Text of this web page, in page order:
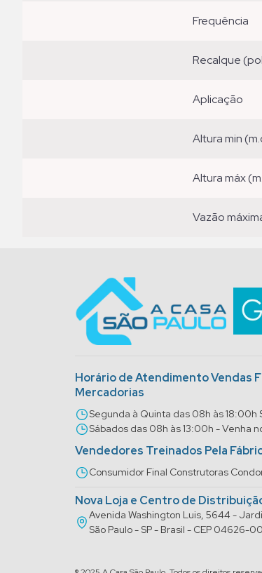
frequência
recalque
aplicação
altura min
altura máx
vazão
Horário de Atendimento Vendas
Mercadorias
Segunda à Quinta das 08h às
Sábados das 08h às 13:00h - Venha
Vendedores Treinados Pela
Consumidor Final Construtoras
Nova Loja e Centro de
Avenida Washington Luis, 5644 -
São Paulo - SP - Brasil - CEP 04626-